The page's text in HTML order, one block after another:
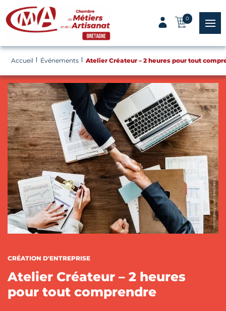
Panneau de gestion des cookies
0
menu
Accueil Événements Atelier Créateur – 2 heures pour tout
CATÉGORIES :
CRÉATION D'ENTREPRISE
Atelier Créateur – 2 heures
pour tout comprendre